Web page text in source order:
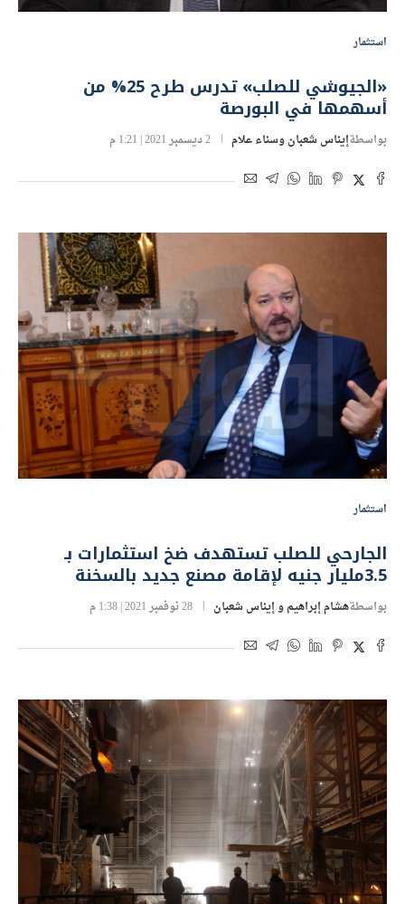
استثمار
«الجيوشي للصلب» تدرس طرح 25% من
أسهمها في البورصة
بواسطةإيناس شعبان وسناء علام 2 ديسمبر 2021 | 1:21 م
استثمار
الجارحي للصلب تستهدف ضخ استثمارات بـ
3.5مليار جنيه لإقامة مصنع جديد بالسخنة
بواسطةهشام إبراهيم و إيناس شعبان 28 نوفمبر 2021 | 1:38 م